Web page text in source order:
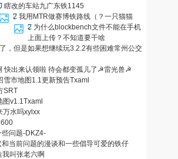
瞎改的车站九广东铁1145
2 我用MTR做赛博铁路线（？ 一只猫猫
2 为什么blockbench文件不能在手机
上面上传？ 不知道要干啥
，但是如果想继续玩3.2.2有些困难常州公交
快出来认领啦 待会都变孤儿了 ☭雷光兽☭
雪市地图1.1更新预告Txaml
SRT
图v1.1Txaml
万水吗xylxx
问题-DKZ4-
当前问题的漫谈和一些倡导可爱的铁仔
我叫张老六啊